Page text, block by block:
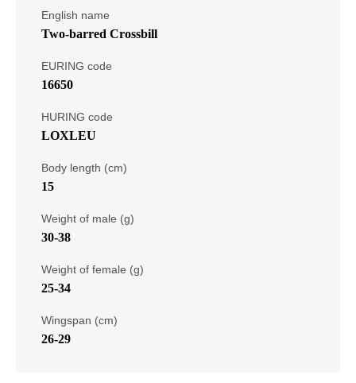
English name
Two-barred Crossbill
EURING code
16650
HURING code
LOXLEU
Body length (cm)
15
Weight of male (g)
30-38
Weight of female (g)
25-34
Wingspan (cm)
26-29